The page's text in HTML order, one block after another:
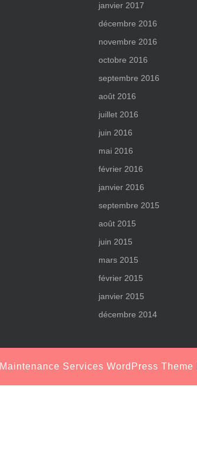
janvier 2017
décembre 2016
novembre 2016
octobre 2016
septembre 2016
août 2016
juillet 2016
juin 2016
mai 2016
février 2016
janvier 2016
septembre 2015
août 2015
juin 2015
mars 2015
février 2015
janvier 2015
décembre 2014
Maintenance Services WordPress Theme